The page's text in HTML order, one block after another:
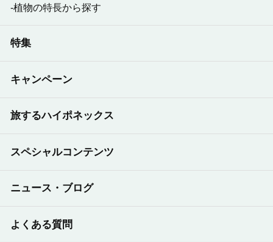
植物の特長から探す
特集
キャンペーン
旅するハイポネックス
スペシャルコンテンツ
ニュース・ブログ
よくある質問